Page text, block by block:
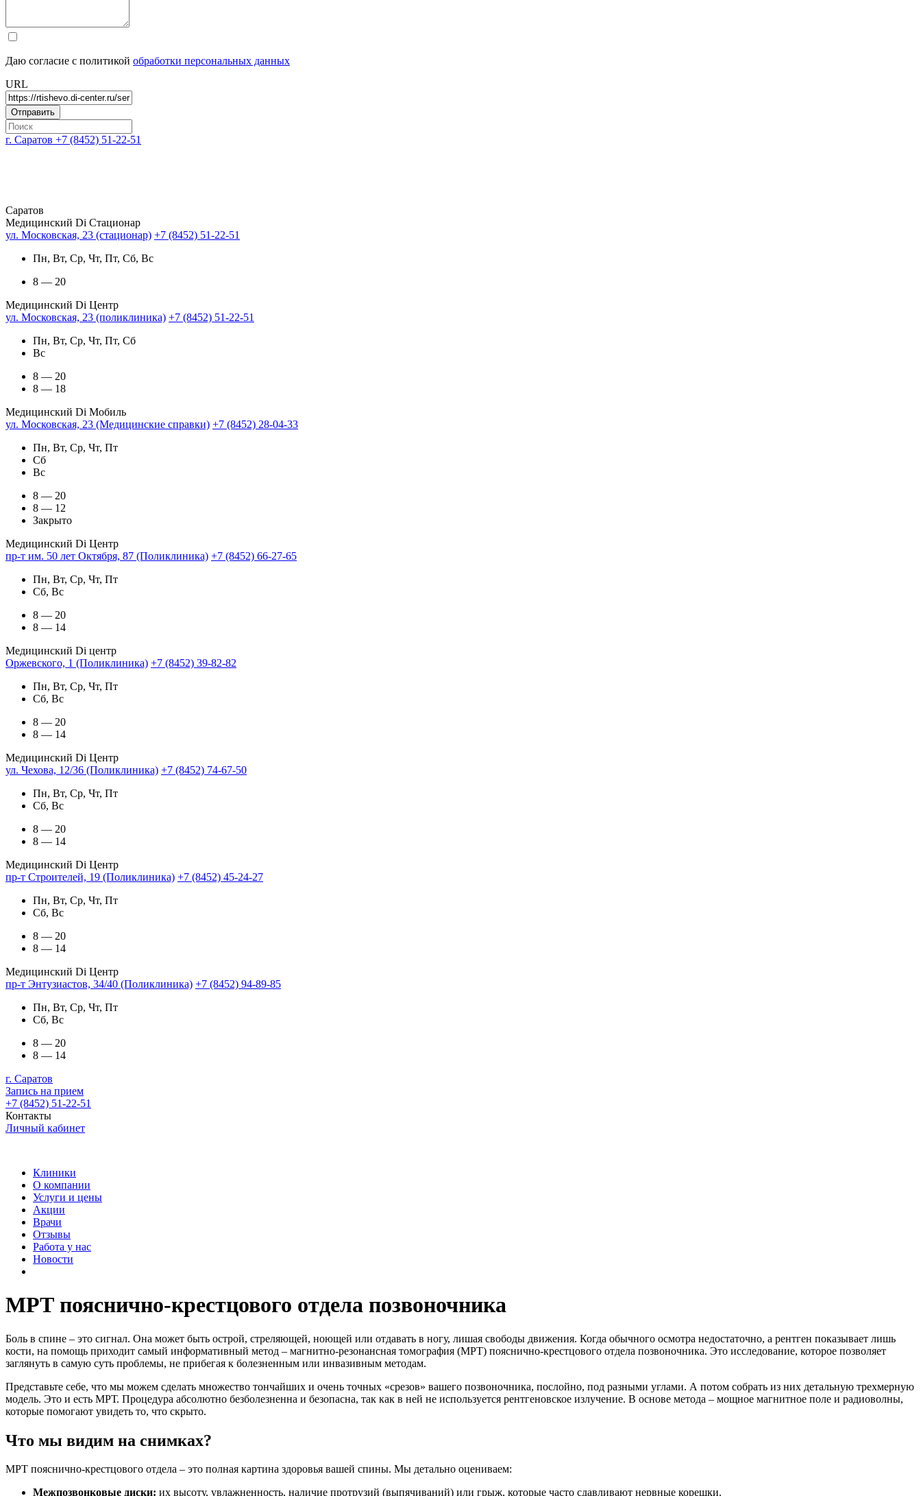
Даю согласие с политикой обработки персональных данных
URL
г. Саратов +7 (8452) 51-22-51
Саратов
Медицинский Di Стационар
ул. Московская, 23 (стационар) +7 (8452) 51-22-51
Пн, Вт, Ср, Чт, Пт, Сб, Вс
8 — 20
Медицинский Di Центр
ул. Московская, 23 (поликлиника) +7 (8452) 51-22-51
Пн, Вт, Ср, Чт, Пт, Сб
Вс
8 — 20
8 — 18
Медицинский Di Мобиль
ул. Московская, 23 (Медицинские справки) +7 (8452) 28-04-33
Пн, Вт, Ср, Чт, Пт
Сб
Вс
8 — 20
8 — 12
Закрыто
Медицинский Di Центр
пр-т им. 50 лет Октября, 87 (Поликлиника) +7 (8452) 66-27-65
Пн, Вт, Ср, Чт, Пт
Сб, Вс
8 — 20
8 — 14
Медицинский Di центр
Оржевского, 1 (Поликлиника) +7 (8452) 39-82-82
Пн, Вт, Ср, Чт, Пт
Сб, Вс
8 — 20
8 — 14
Медицинский Di Центр
ул. Чехова, 12/36 (Поликлиника) +7 (8452) 74-67-50
Пн, Вт, Ср, Чт, Пт
Сб, Вс
8 — 20
8 — 14
Медицинский Di Центр
пр-т Строителей, 19 (Поликлиника) +7 (8452) 45-24-27
Пн, Вт, Ср, Чт, Пт
Сб, Вс
8 — 20
8 — 14
Медицинский Di Центр
пр-т Энтузиастов, 34/40 (Поликлиника) +7 (8452) 94-89-85
Пн, Вт, Ср, Чт, Пт
Сб, Вс
8 — 20
8 — 14
г. Саратов
Запись на прием
+7 (8452) 51-22-51
Контакты
Личный кабинет
Клиники
О компании
Услуги и цены
Акции
Врачи
Отзывы
Работа у нас
Новости
МРТ пояснично-крестцового отдела позвоночника
Боль в спине – это сигнал. Она может быть острой, стреляющей, ноющей или отдавать в ногу, лишая свободы движения. Когда обычного осмотра недостаточно, а рентген показывает лишь
кости, на помощь приходит самый информативный метод – магнитно-резонансная томография (МРТ) пояснично-крестцового отдела позвоночника. Это исследование, которое позволяет
заглянуть в самую суть проблемы, не прибегая к болезненным или инвазивным методам.
Представьте себе, что мы можем сделать множество тончайших и очень точных «срезов» вашего позвоночника, послойно, под разными углами. А потом собрать из них детальную трехмерную
модель. Это и есть МРТ. Процедура абсолютно безболезненна и безопасна, так как в ней не используется рентгеновское излучение. В основе метода – мощное магнитное поле и радиоволны,
которые помогают увидеть то, что скрыто.
Что мы видим на снимках?
МРТ пояснично-крестцового отдела – это полная картина здоровья вашей спины. Мы детально оцениваем:
Межпозвонковые диски: их высоту, увлажненность, наличие протрузий (выпячиваний) или грыж, которые часто сдавливают нервные корешки.